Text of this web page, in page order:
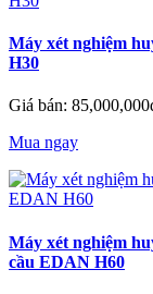
Máy xét nghiệm
H30
Giá bán:
Mua ngay
Máy xét nghiệm
cầu EDAN H60